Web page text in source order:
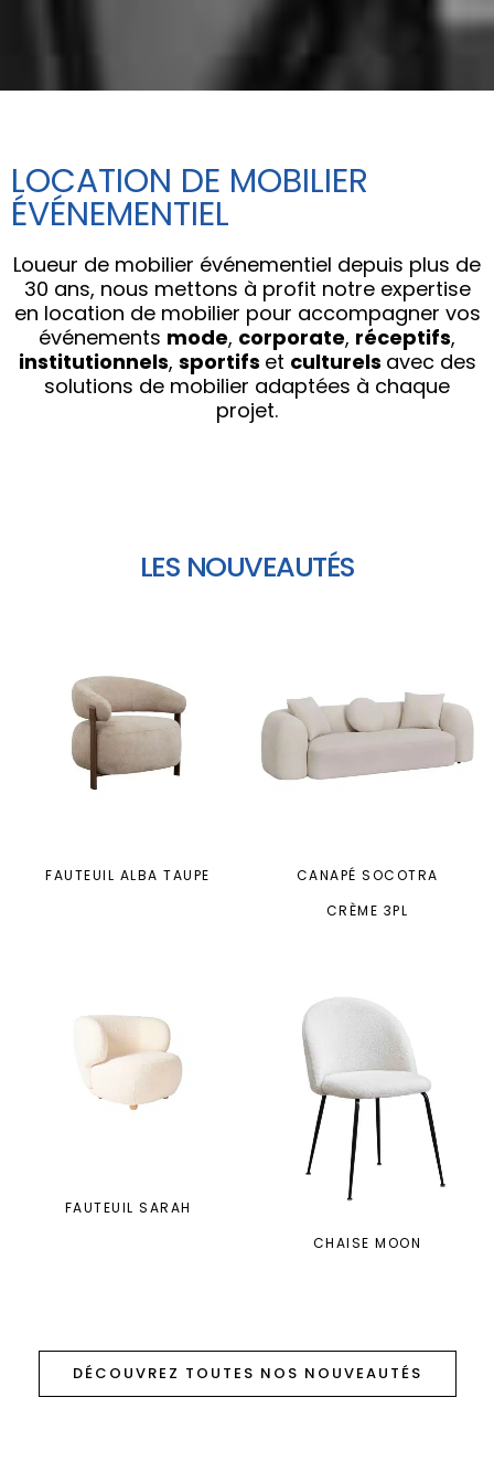
LOCATION DE MOBILIER
ÉVÉNEMENTIEL
Loueur de mobilier événementiel depuis plus de
30 ans, nous mettons à profit notre expertise
en location de mobilier pour accompagner vos
événements mode, corporate, réceptifs,
institutionnels, sportifs et culturels avec des
solutions de mobilier adaptées à chaque
projet.
LES NOUVEAUTÉS
FAUTEUIL ALBA TAUPE
FAUTEUIL SARAH
CANAPÉ SOCOTRA
CRÈME 3PL
CHAISE MOON
DÉCOUVREZ TOUTES NOS NOUVEAUTÉS